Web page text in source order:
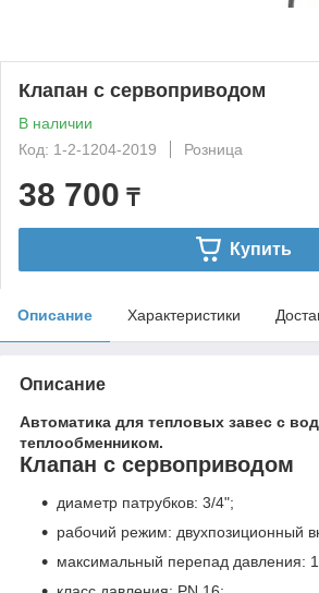
Клапан с сервоприводом
В наличии
Код: 1-2-1204-2019
Розница
38 700 ₸
Купить
Описание Характеристики
Описание
Автоматика для тепловых завес с
теплообменником.
Клапан с сервоприводом
диаметр патрубков: 3/4";
рабочий режим: двухпозиционный
максимальный перепад давления: